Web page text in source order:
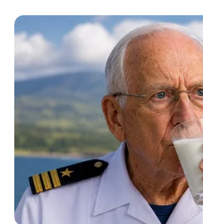
ആഴത്തിലുള്ള
റിപ്പോർട്ടിംഗും —
ഏത് സമയത്തും,
വിശ്വസനീയമായ
Asianet News